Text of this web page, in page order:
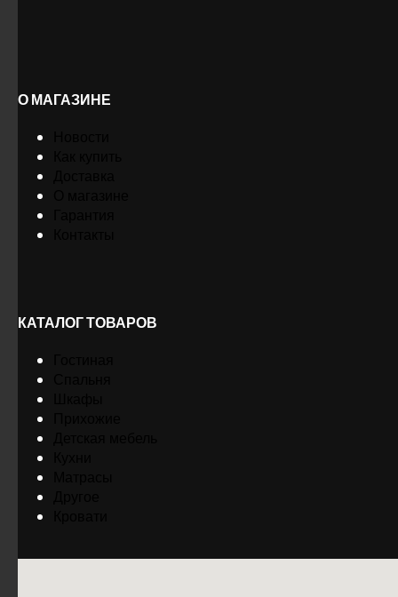
О МАГАЗИНЕ
КАТАЛОГ ТОВАРОВ